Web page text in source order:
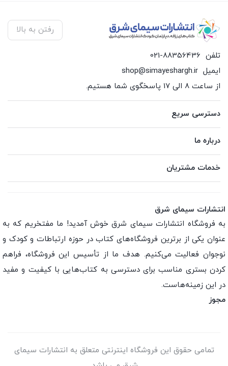
رفتن به بالا
تلفن 021-88356436
ایمیل shop@simayeshargh.ir
از ساعت 8 الی 17 پاسخگوی شما هستیم.
دسترسی سریع
درباره ما
خدمات مشتریان
انتشارات سیمای شرق
به فروشگاه انتشارات سیمای شرق خوش آمدید! ما مفتخریم که به
عنوان یکی از برترین فروشگاه‌های کتاب در حوزه ارتباطات و کودک و
نوجوان فعالیت می‌کنیم. هدف ما از تأسیس این فروشگاه، فراهم
کردن بستری مناسب برای دسترسی به کتاب‌هایی با کیفیت و مفید
در این زمینه‌هاست.
مجوز
تمامی حقوق این فروشگاه اینترنتی متعلق به انتشارات سیمای